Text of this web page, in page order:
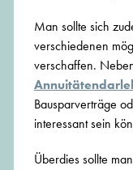
Man sollte sich
verschiedenen
verschaffen.
Bausparverträge
interessant sein
Überdies sollte